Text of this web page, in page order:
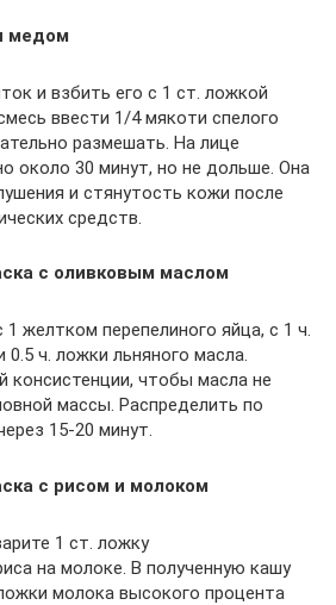
медом
и взбить его с 1 ст. ложкой
ввести 1/4 мякоти спелого
размешать. На лице
около 30 минут, но не дольше. Она
и стянутость кожи после
средств.
с оливковым маслом
желтком перепелиного яйца, с 1 ч.
ч. ложки льняного масла.
консистенции, чтобы масла не
массы. Распределить по
15-20 минут.
с рисом и молоком
1 ст. ложку
на молоке. В полученную кашу
молока высокого процента